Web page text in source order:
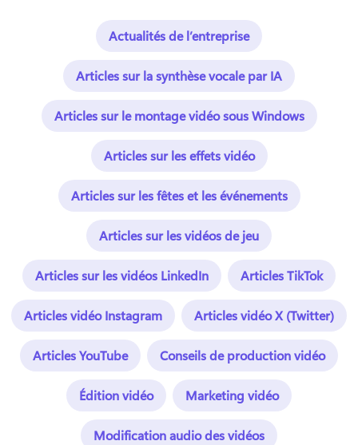
Actualités de l’entreprise
Articles sur la synthèse vocale par IA
Articles sur le montage vidéo sous Windows
Articles sur les effets vidéo
Articles sur les fêtes et les événements
Articles sur les vidéos de jeu
Articles sur les vidéos LinkedIn Articles TikTok
Articles vidéo Instagram Articles vidéo X (Twitter)
Articles YouTube Conseils de production vidéo
Édition vidéo Marketing vidéo
Modification audio des vidéos